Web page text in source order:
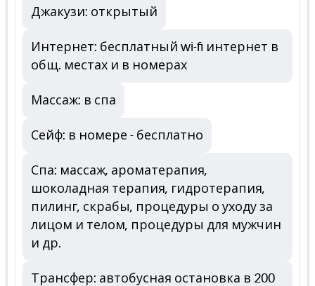
Джакузи: открытый
Интернет: бесплатный wi-fi интернет в
общ. местах и в номерах
Массаж: в спа
Сейф: в номере - бесплатно
Спа: массаж, ароматерапия,
шоколадная терапия, гидротерапия,
пилинг, скрабы, процедуры о уходу за
лицом и телом, процедуры для мужчин
и др.
Трансфер: автобусная остановка в 200